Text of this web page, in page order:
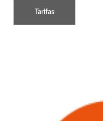
Tarifas